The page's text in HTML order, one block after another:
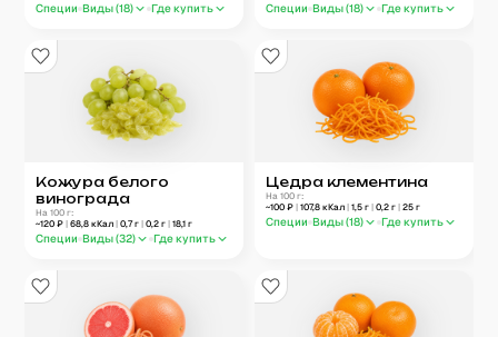
Специи Виды (18) Где купить Специи Виды (18) Где купить
Кожура белого
винограда
На 100 г:
~120 ₽| 68,8 кКал| 0,7г| 0,2 г| 18,1 г
Специи Виды (32) Где купить
Цедра клементина
На 100 г:
~100 ₽ | 107,8 кКал | 1,5 г | 0,2 г | 25 г
Специи Виды (18) Где купить